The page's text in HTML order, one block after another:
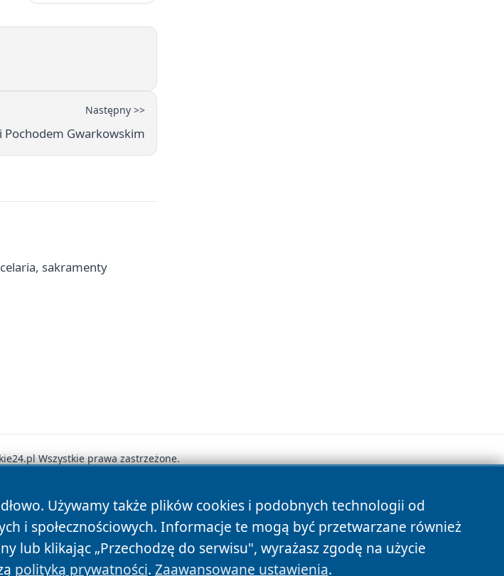
Następny >>
Gwarkowskim
sakramenty
Używamy także plików cookies i podobnych technologii od
i społecznościowych. Informacje te mogą być przetwarzane również
lub klikając „Przechodzę do serwisu", wyrażasz zgodę na użycie
polityką prywatności. Zaawansowane ustawienia.
Wszystkie prawa zastrzeżone.
Prywatności Polityka Cookies